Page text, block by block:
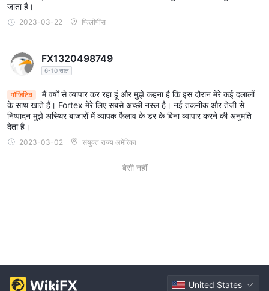
जाता है।
2023-03-22 फिलीपींस
FX1320498749
6-10 साल
पॉजिटिव
मैं वर्षों से व्यापार कर रहा हूं और मुझे कहना है कि इस दौरान मेरे कई दलालों
के साथ खाते हैं। Fortex मेरे लिए सबसे अच्छी नस्ल है। नई तकनीक और तेजी से
निष्पादन मुझे अस्थिर बाजारों में व्यापक फैलाव के डर के बिना व्यापार करने की अनुमति
देता है।
2023-03-02 संयुक्त राज्य अमेरिका
बेसी नहीं
United States